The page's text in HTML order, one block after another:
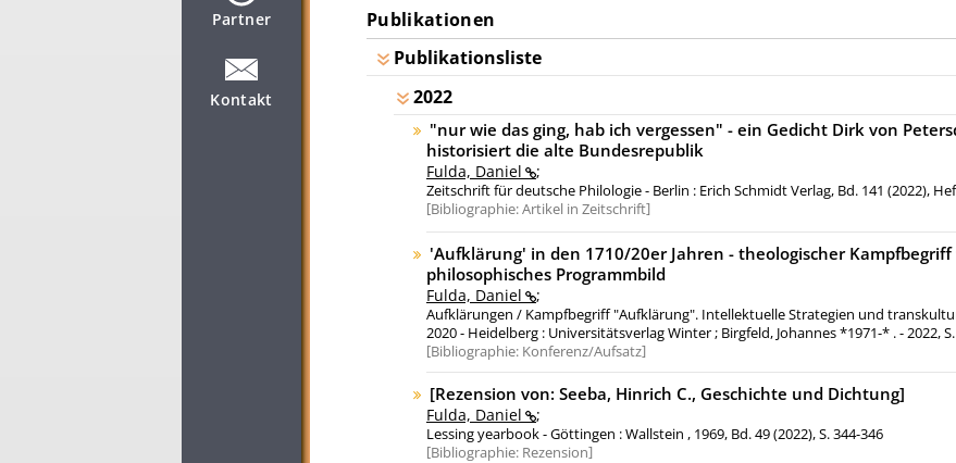
Partner
Kontakt
Publikationen
Publikationsliste
2022
"nur wie das ging, hab ich vergessen" - ein Gedicht Dirk von
historisiert die alte Bundesrepublik
Fulda, Daniel ;
Zeitschrift für deutsche Philologie - Berlin : Erich Schmidt Verlag, Bd. 141 (2022),
Bibliographie:Artikel in Zeitschrift
'Aufklärung' in den 1710/20er Jahren - theologischer Kampfbegriff
philosophisches Programmbild
Fulda, Daniel ;
Aufklärungen / Kampfbegriff "Aufklärung". Intellektuelle Strategien und
2020 - Heidelberg : Universitätsverlag Winter ; Birgfeld, Johannes *1971-* . - 2022,
Bibliographie: Konferenz/Aufsatz
[Rezension von: Seeba, Hinrich C., Geschichte und Dichtung]
Fulda, Daniel ;
Lessing yearbook - Göttingen : Wallstein , 1969, Bd. 49 (2022), S. 344-346
Bibliographie: Rezension